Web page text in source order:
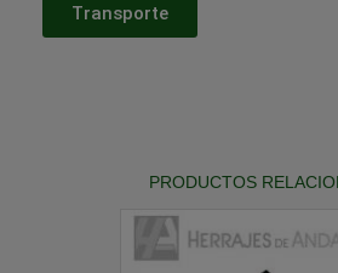
Transporte
PRODUCTOS